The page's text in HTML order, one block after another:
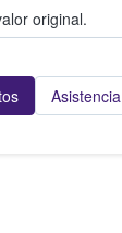
original.
Asistencia